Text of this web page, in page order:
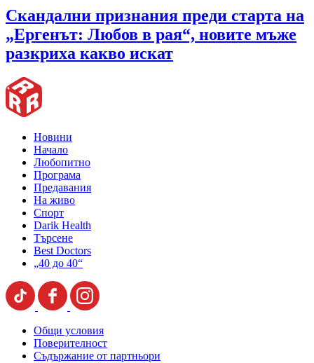
Скандални признания преди старта на
„Ергенът: Любов в рая“, новите мъже
разкриха какво искат
Новини
Начало
Любопитно
Програма
Предавания
На живо
Спорт
Darik Health
Търсене
Best Doctors
„40 до 40“
Общи условия
Поверителност
Съдържание от партньори